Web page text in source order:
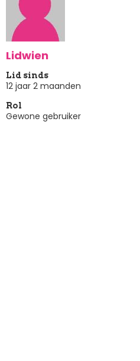
Lidwien
Lid sinds
12 jaar 2 maanden
Rol
Gewone gebruiker